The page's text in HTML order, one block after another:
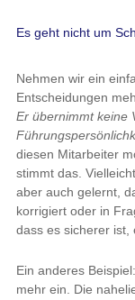
Es geht nicht um
Nehmen wir ein
Entscheidungen
Er übernimmt keine
diesen Mitarbeiter
stimmt das.
aber auch gelernt,
korrigiert oder in
dass es sicherer ist,
Ein anderes
mehr ein. Die